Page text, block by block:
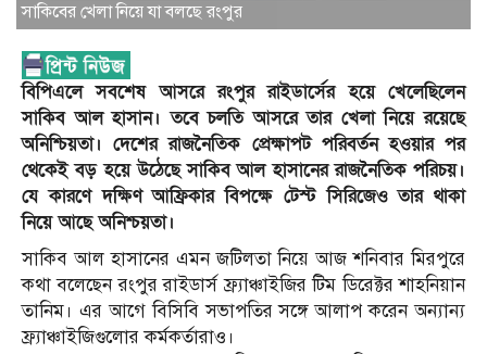
সাকিবের খেলা নিয়ে যা বলছে রংপুর
বিপিএলে সবশেষ আসরে রংপুর রাইডার্সের হয়ে খেলেছিলেন
সাকিব আল হাসান। তবে চলতি আসরে তার খেলা নিয়ে রয়েছে
অনিশ্চিয়তা। দেশের রাজনৈতিক প্রেক্ষাপট পরিবর্তন হওয়ার পর
থেকেই বড় হয়ে উঠেছে সাকিব আল হাসানের রাজনৈতিক পরিচয়।
যে কারণে দক্ষিণ আফ্রিকার বিপক্ষে টেস্ট সিরিজেও তার থাকা
নিয়ে আছে অনিশ্চয়তা।
সাকিব আল হাসানের এমন জটিলতা নিয়ে আজ শনিবার মিরপুরে
কথা বলেছেন রংপুর রাইডার্স ফ্র্যাঞ্চাইজির টিম ডিরেক্টর শাহনিয়ান
তানিম। এর আগে বিসিবি সভাপতির সঙ্গে আলাপ করেন অন্যান্য
ফ্র্যাঞ্চাইজিগুলোর কর্মকর্তারাও।